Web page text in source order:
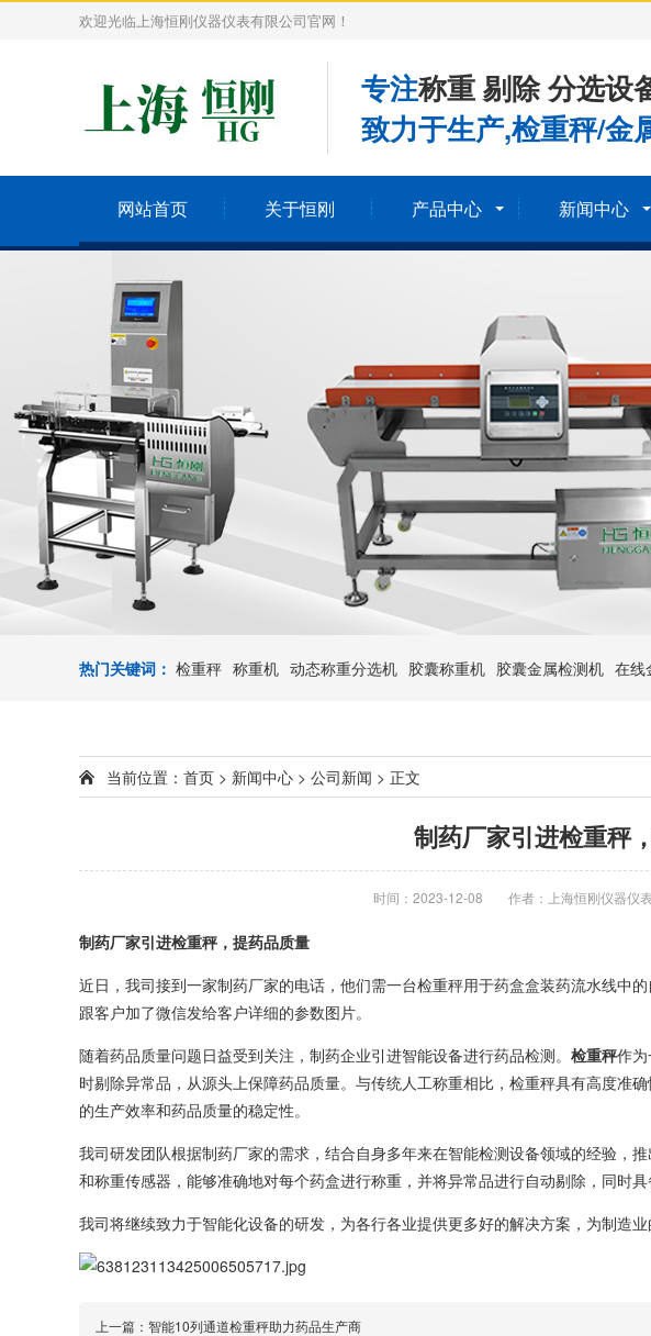
欢迎光临上海恒刚仪器仪表有限公司官网！
专注称重 剔除 分选设
致力于生产,检重秤/金
网站首页 关于恒刚 产品中心 新闻中心
热门关键词： 检重秤 称重机 动态称重分选机 胶囊称重机 胶囊金属检测机 在线
当前位置： 首页 > 新闻中心 > 公司新闻 > 正文
制药厂家引进检重秤
时间：2023-12-08 作者：上海恒刚仪器仪
制药厂家引进检重秤，提药品质量
近日，我司接到一家制药厂家的电话，他们需一台检重秤用于药盒盒装药流水线中
跟客户加了微信发给客户详细的参数图片。
随着药品质量问题日益受到关注，制药企业引进智能设备进行药品检测。 检重秤作
时剔除异常品，从源头上保障药品质量。与传统人工称重相比，检重秤具有高度准
的生产效率和药品质量的稳定性。
我司研发团队根据制药厂家的需求，结合自身多年来在智能检测设备领域的经验，
和称重传感器，能够准确地对每个药盒进行称重，并将异常品进行自动剔除，同时
我司将继续致力于智能化设备的研发，为各行各业提供更多好的解决方案，为制造业
上一篇： 智能10列通道检重秤助力药品生产商